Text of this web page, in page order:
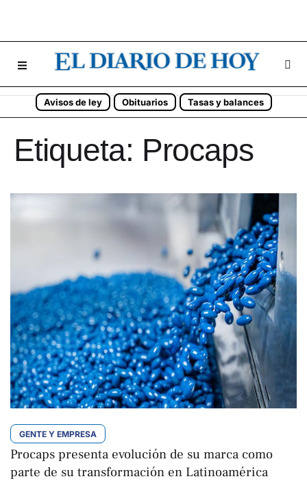
Avisos de ley Obituarios Tasas y balances
Etiqueta: Procaps
GENTE Y EMPRESA
Procaps presenta evolución de su marca como
parte de su transformación en Latinoamérica